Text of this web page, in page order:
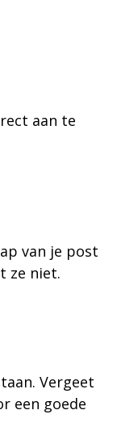
aan te
van je post
ze niet.
Vergeet
een goede